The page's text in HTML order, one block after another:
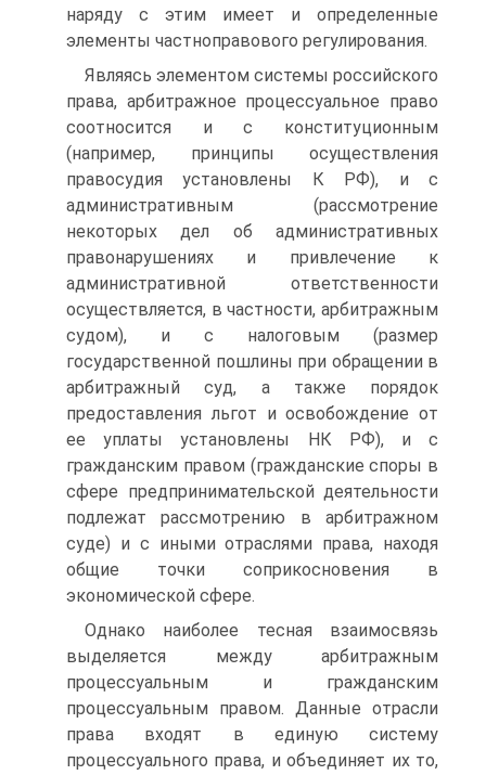
наряду с этим имеет и определенные
элементы частноправового регулирования.
Являясь элементом системы российского
права, арбитражное процессуальное право
соотносится и с конституционным
(например, принципы осуществления
правосудия установлены К РФ), и с
административным (рассмотрение
некоторых дел об административных
правонарушениях и привлечение к
административной ответственности
осуществляется, в частности, арбитражным
судом), и с налоговым (размер
государственной пошлины при обращении в
арбитражный суд, а также порядок
предоставления льгот и освобождение от
ее уплаты установлены НК РФ), и с
гражданским правом (гражданские споры в
сфере предпринимательской деятельности
подлежат рассмотрению в арбитражном
суде) и с иными отраслями права, находя
общие точки соприкосновения в
экономической сфере.
Однако наиболее тесная взаимосвязь
выделяется между арбитражным
процессуальным и гражданским
процессуальным правом. Данные отрасли
права входят в единую систему
процессуального права, и объединяет их то,